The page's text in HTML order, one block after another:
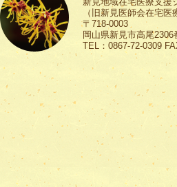
（旧新見医師会在宅医
〒718-0003
岡山県新見市高尾2306
TEL：0867-72-0309